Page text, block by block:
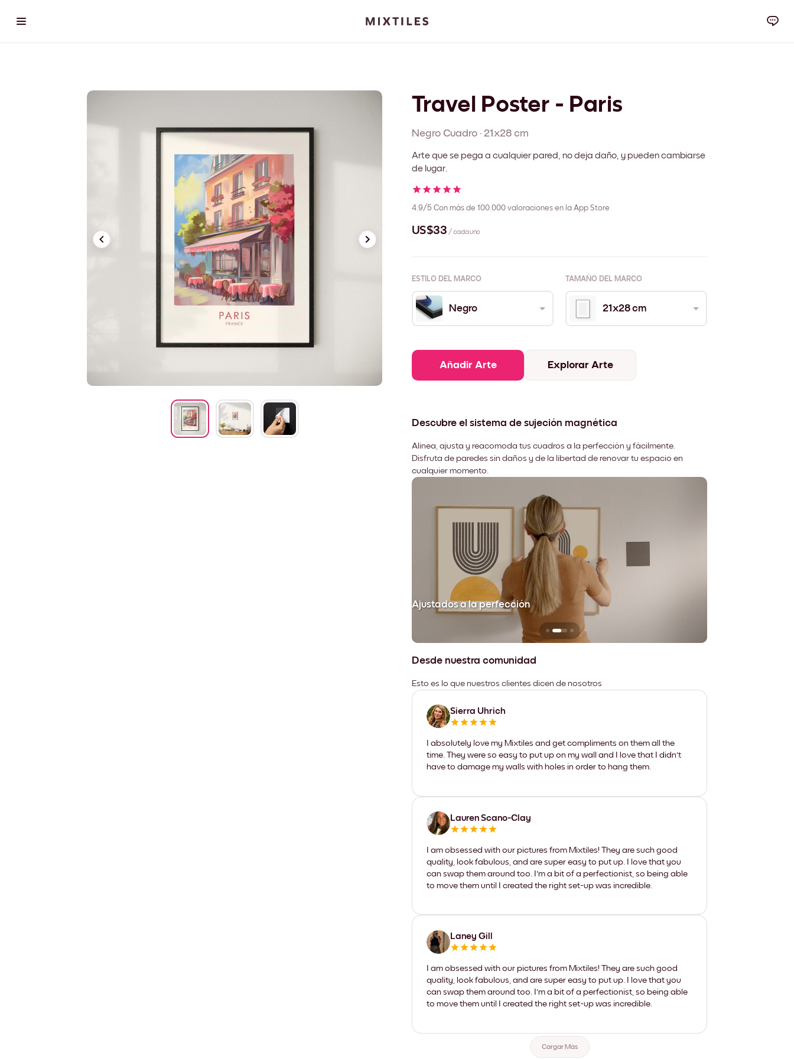
Travel Poster - Paris
Negro Cuadro · 21x28 cm
Arte que se pega a cualquier pared, no deja daño, y pueden cambiarse
de lugar.
4.9/5 Con más de 100.000 valoraciones en la App Store
US$33 / cada uno
ESTILO DEL MARCO TAMAÑO DEL MARCO
Negro 21x28 cm
Añadir Arte Explorar Arte
Descubre el sistema de sujeción magnética
Alinea, ajusta y reacomoda tus cuadros a la perfección y fácilmente.
Disfruta de paredes sin daños y de la libertad de renovar tu espacio en
cualquier momento.
Ajustados a la perfección
Desde nuestra comunidad
Esto es lo que nuestros clientes dicen de nosotros
Sierra Uhrich
I absolutely love my Mixtiles and get compliments on them all the
time. They were so easy to put up on my wall and I love that I didn't
have to damage my walls with holes in order to hang them.
Lauren Scano-Clay
I am obsessed with our pictures from Mixtiles! They are such good
quality, look fabulous, and are super easy to put up. I love that you
can swap them around too. I'm a bit of a perfectionist, so being able
to move them until I created the right set-up was incredible.
Laney Gill
I am obsessed with our pictures from Mixtiles! They are such good
quality, look fabulous, and are super easy to put up. I love that you
can swap them around too. I'm a bit of a perfectionist, so being able
to move them until I created the right set-up was incredible.
Cargar Más